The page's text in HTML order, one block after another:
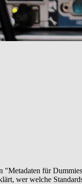
"Metadaten für
wer welche